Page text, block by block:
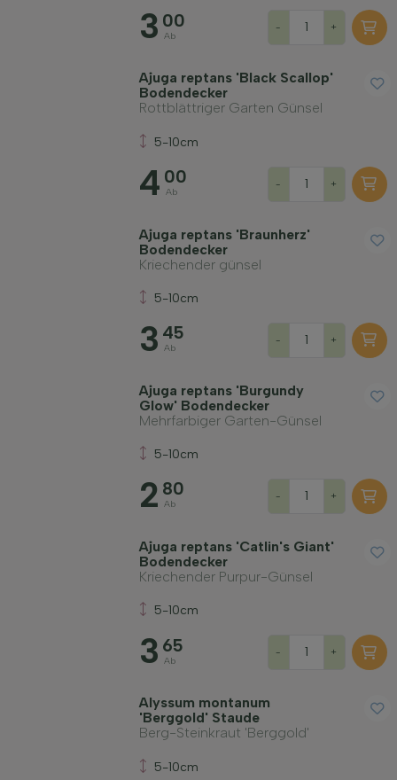
3 00
Ab
- +
Ajuga reptans 'Black Scallop'
Bodendecker
Rottblättriger Garten Günsel
5-10cm
4 00
Ab
- +
Ajuga reptans 'Braunherz'
Bodendecker
Kriechender günsel
5-10cm
3 45
Ab
- +
Ajuga reptans 'Burgundy
Glow' Bodendecker
Mehrfarbiger Garten-Günsel
5-10cm
2 80
Ab
- +
Ajuga reptans 'Catlin's Giant'
Bodendecker
Kriechender Purpur-Günsel
5-10cm
3 65
Ab
- +
Alyssum montanum
'Berggold' Staude
Berg-Steinkraut 'Berggold'
5-10cm